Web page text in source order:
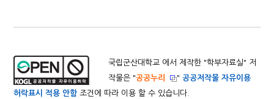
국립군산대학교 에서 제작한 "학부자료실" 저
작물은 "공공누리 "공공저작물 자유이용
허락표시 적용 안함조건에 따라 이용 할 수 있습니다.